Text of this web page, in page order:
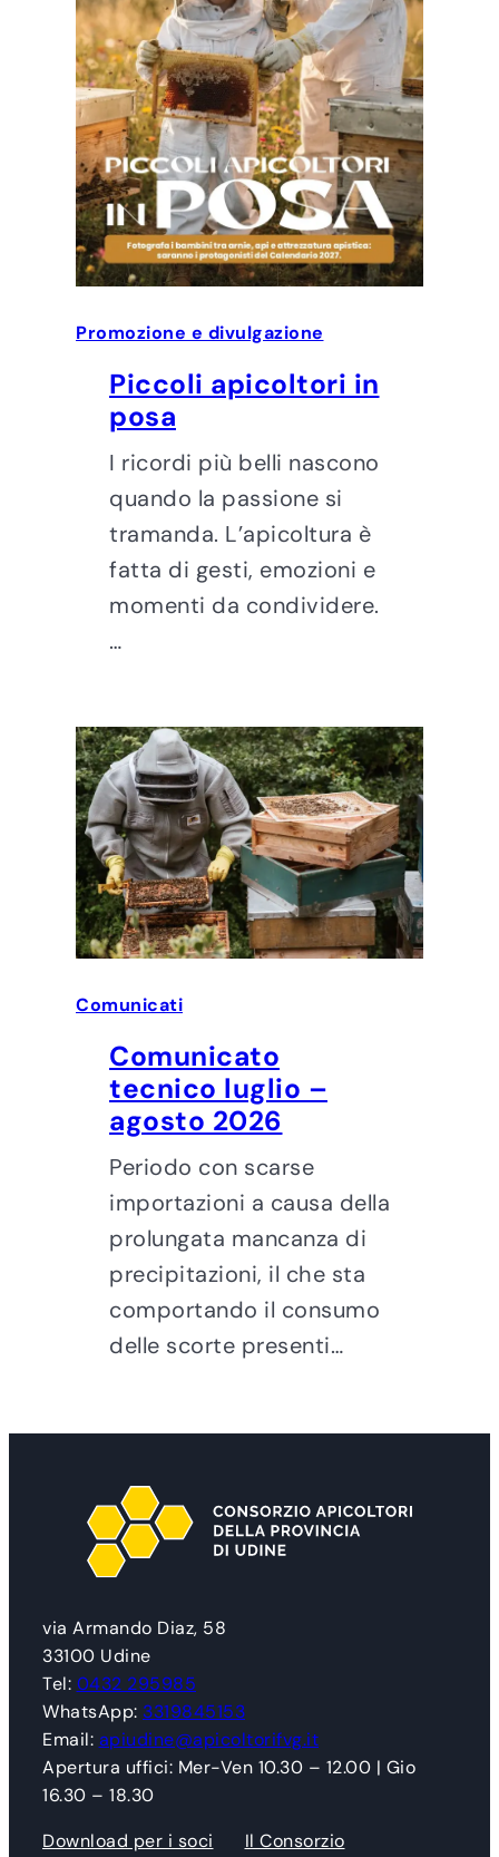
Promozione e divulgazione
Piccoli apicoltori in
posa
I ricordi più belli nascono
quando la passione si
tramanda. L’apicoltura è
fatta di gesti, emozioni e
momenti da condividere.
…
Comunicati
Comunicato
tecnico luglio –
agosto 2026
Periodo con scarse
importazioni a causa della
prolungata mancanza di
precipitazioni, il che sta
comportando il consumo
delle scorte presenti…
via Armando Diaz, 58
33100 Udine
Tel: 0432 295985
WhatsApp: 3319845153
Email: apiudine@apicoltorifvg.it
Apertura uffici: Mer-Ven 10.30 – 12.00 | Gio
16.30 – 18.30
Download per i soci
Il Consorzio